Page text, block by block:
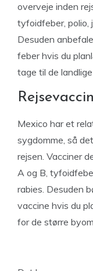
overveje inden
tyfoidfeber, polio,
Desuden
feber hvis du
tage til de
Mexico har et
sygdomme, så
rejsen. Vacciner
A og B,
rabies. Desuden
vaccine hvis du
for de større